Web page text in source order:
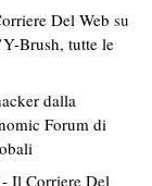
Del Web su
Brush, tutte le
dalla
Forum di
Il Corriere Del